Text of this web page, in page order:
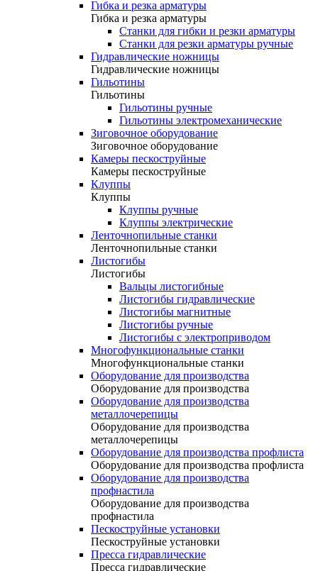
Гибка и резка арматуры
Гибка и резка арматуры
Станки для гибки и резки арматуры
Станки для резки арматуры ручные
Гидравлические ножницы
Гидравлические ножницы
Гильотины
Гильотины
Гильотины ручные
Гильотины электромеханические
Зиговочное оборудование
Зиговочное оборудование
Камеры пескоструйные
Камеры пескоструйные
Клуппы
Клуппы
Клуппы ручные
Клуппы электрические
Ленточнопильные станки
Ленточнопильные станки
Листогибы
Листогибы
Вальцы листогибные
Листогибы гидравлические
Листогибы магнитные
Листогибы ручные
Листогибы с электроприводом
Многофункциональные станки
Многофункциональные станки
Оборудование для производства
Оборудование для производства
Оборудование для производства
металлочерепицы
Оборудование для производства
металлочерепицы
Оборудование для производства профлиста
Оборудование для производства профлиста
Оборудование для производства
профнастила
Оборудование для производства
профнастила
Пескоструйные установки
Пескоструйные установки
Пресса гидравлические
Пресса гидравлические